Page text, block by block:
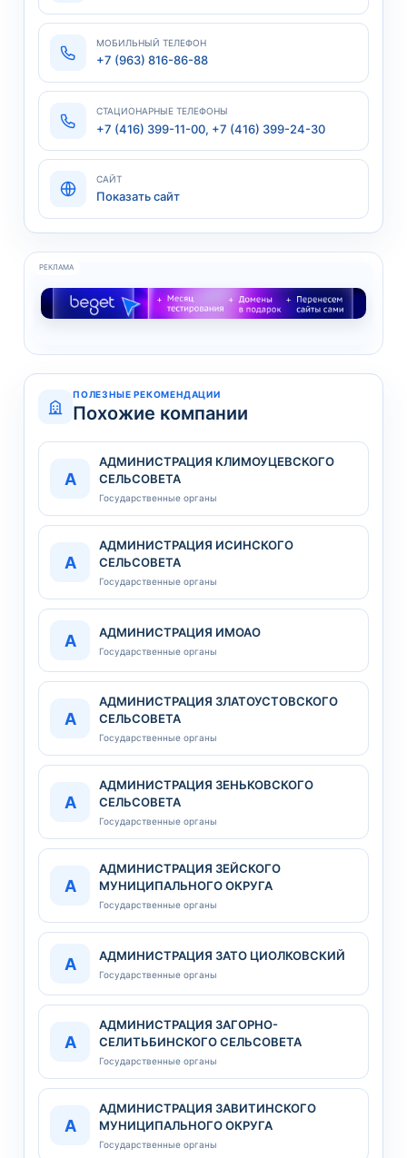
МОБИЛЬНЫЙ ТЕЛЕФОН
+7 (963) 816-86-88
СТАЦИОНАРНЫЕ ТЕЛЕФОНЫ
+7 (416) 399-11-00, +7 (416) 399-24-30
САЙТ
Показать сайт
РЕКЛАМА
ПОЛЕЗНЫЕ РЕКОМЕНДАЦИИ
Похожие компании
А
АДМИНИСТРАЦИЯ КЛИМОУЦЕВСКОГО
СЕЛЬСОВЕТА
Государственные органы
А
АДМИНИСТРАЦИЯ ИСИНСКОГО
СЕЛЬСОВЕТА
Государственные органы
А АДМИНИСТРАЦИЯ ИМОАО
Государственные органы
А
АДМИНИСТРАЦИЯ ЗЛАТОУСТОВСКОГО
СЕЛЬСОВЕТА
Государственные органы
А
АДМИНИСТРАЦИЯ ЗЕНЬКОВСКОГО
СЕЛЬСОВЕТА
Государственные органы
А
АДМИНИСТРАЦИЯ ЗЕЙСКОГО
МУНИЦИПАЛЬНОГО ОКРУГА
Государственные органы
А АДМИНИСТРАЦИЯ ЗАТО ЦИОЛКОВСКИЙ
Государственные органы
А
АДМИНИСТРАЦИЯ ЗАГОРНО-
СЕЛИТЬБИНСКОГО СЕЛЬСОВЕТА
Государственные органы
А
АДМИНИСТРАЦИЯ ЗАВИТИНСКОГО
МУНИЦИПАЛЬНОГО ОКРУГА
Государственные органы